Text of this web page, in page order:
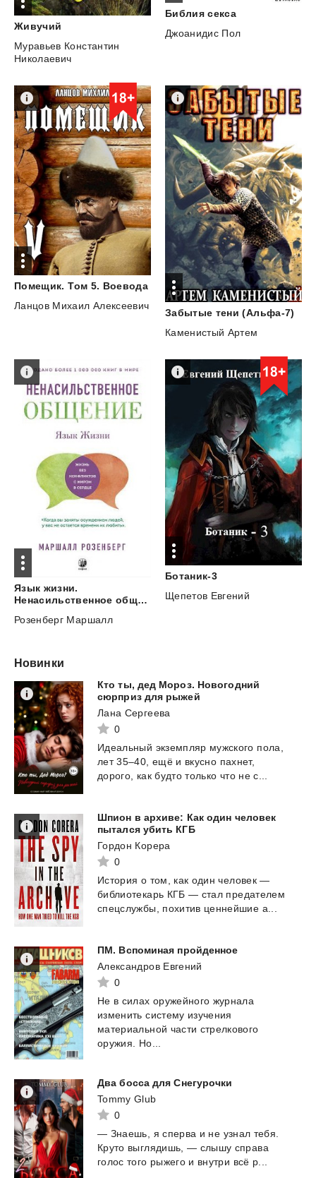
Живучий
Муравьев Константин
Николаевич
Библия секса
Джоанидис Пол
Помещик. Том 5. Воевода
Ланцов Михаил Алексеевич
Забытые тени (Альфа-7)
Каменистый Артем
Язык жизни.
Ненасильственное общение
Розенберг Маршалл
Ботаник-3
Щепетов Евгений
Новинки
Кто ты, дед Мороз. Новогодний
сюрприз для рыжей
Лана Сергеева
0
Идеальный экземпляр мужского пола,
лет 35–40, ещё и вкусно пахнет,
дорого,
как будто только что не с...
Шпион в архиве: Как один человек
пытался убить КГБ
Гордон Корера
0
История о том, как один человек —
библиотекарь КГБ — стал предателем
спецслужбы,
похитив ценнейшие а...
ПМ. Вспоминая пройденное
Александров Евгений
0
Не в силах оружейного журнала
изменить систему изучения
материальной части стрелкового
оружия. Но...
Два босса для Снегурочки
Tommy Glub
0
— Знаешь, я сперва и не узнал тебя.
Круто выглядишь, — слышу справа
голос того рыжего и внутри всё р...